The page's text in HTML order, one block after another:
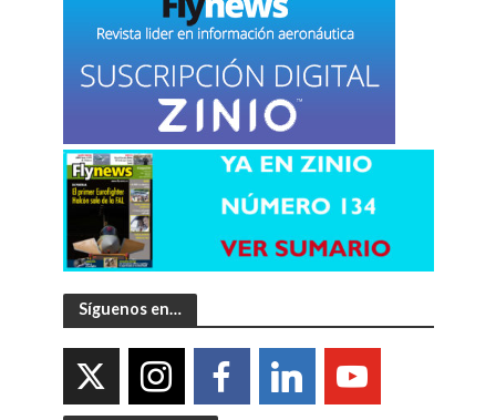
Síguenos en…